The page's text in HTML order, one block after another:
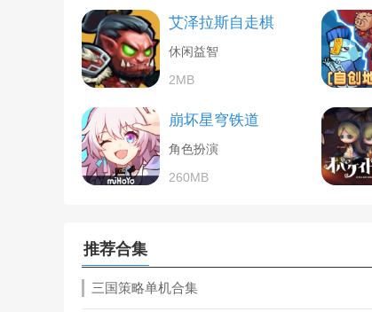
艾泽拉斯自走棋
休闲益智
2MB
崩坏星穹铁道
角色扮演
260MB
推荐合集
三国策略单机合集